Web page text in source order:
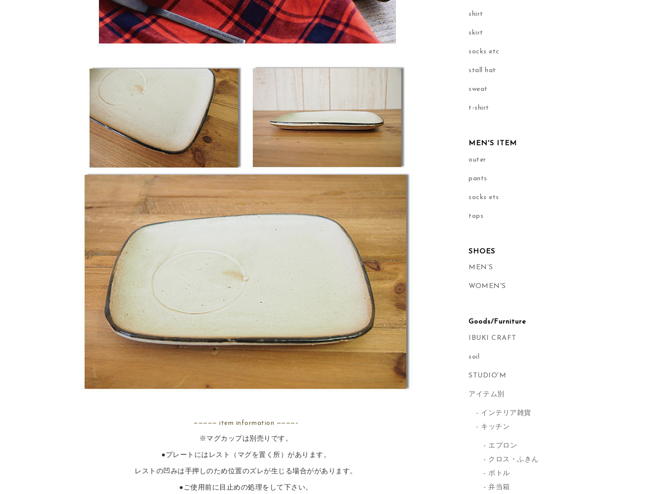
————— item information ————–
※マグカップは別売りです。
●プレートにはレスト（マグを置く所）があります。
レストの凹みは手押しのため位置のズレが生じる場合ががあります。
●ご使用前に目止めの処理をして下さい。
shirt
skirt
socks etc
stall hat
sweat
t-shirt
MEN'S ITEM
outer
pants
socks ets
tops
SHOES
MEN’S
WOMEN'S
Goods/Furniture
IBUKI CRAFT
soil
STUDIO'M
アイテム別
インテリア雑貨
キッチン
エプロン
クロス・ふきん
ボトル
弁当箱